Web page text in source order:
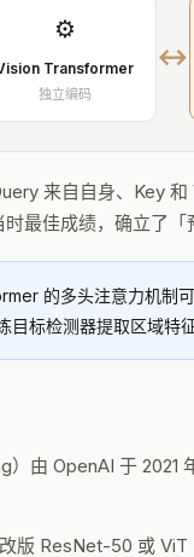
⚙
Transformer
独立编码
↔
来自自身、Key
最佳成绩，确立了「
的多头注意力机制
标检测器提取区域特
由 OpenAI 于 2021
版 ResNet-50 或